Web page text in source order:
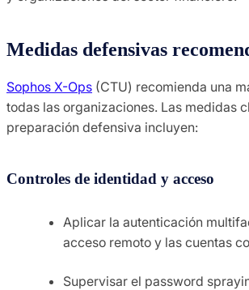
Medidas defensivas
Sophos X-Ops (CTU) recomienda una
todas las organizaciones. Las medidas
preparación defensiva incluyen:
Controles de identidad y acceso
Aplicar la autenticación
acceso remoto y las cuentas
Supervisar el password